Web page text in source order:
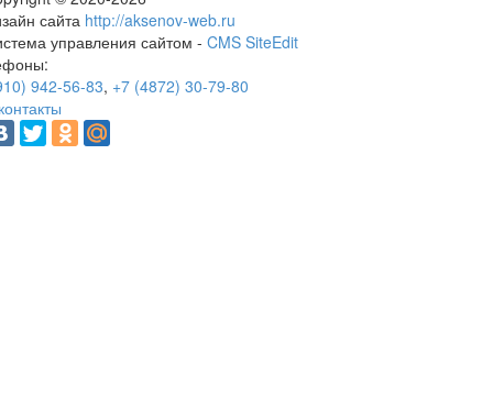
сайта http://aksenov-web.ru
управления сайтом - CMS SiteEdit
942-56-83, +7 (4872) 30-79-80